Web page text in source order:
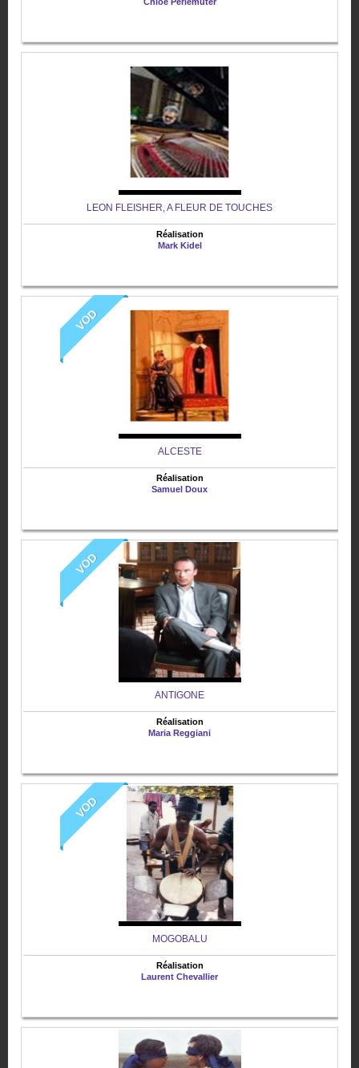
LEON FLEISHER, A FLEUR DE TOUCHES
Réalisation
Mark Kidel
VOD
ALCESTE
Réalisation
Samuel Doux
VOD
ANTIGONE
Réalisation
Maria Reggiani
VOD
MOGOBALU
Réalisation
Laurent Chevallier